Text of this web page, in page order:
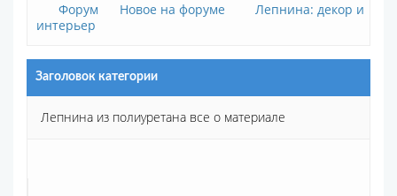
Форум Новое на форуме
Лепнина: декор и
интерьер
Заголовок категории
Лепнина из полиуретана все о материале